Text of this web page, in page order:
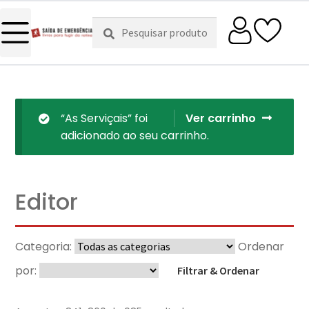
Pesquisar
por:
Pesquisa
Ver carrinho
“As Serviçais” foi
adicionado ao seu carrinho.
Editor
Categoria:
Ordenar
por:
Filtrar & Ordenar